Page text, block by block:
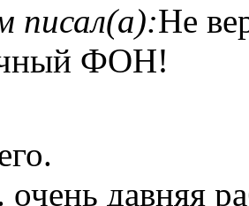
писал(а):Не
ФОН!
давняя